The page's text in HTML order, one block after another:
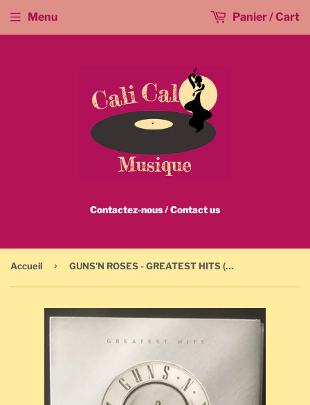
Contactez-nous / Contact us
Menu Panier / Cart
Accueil › GUNS'N ROSES - GREATEST HITS (2004) - B000171402 / CD